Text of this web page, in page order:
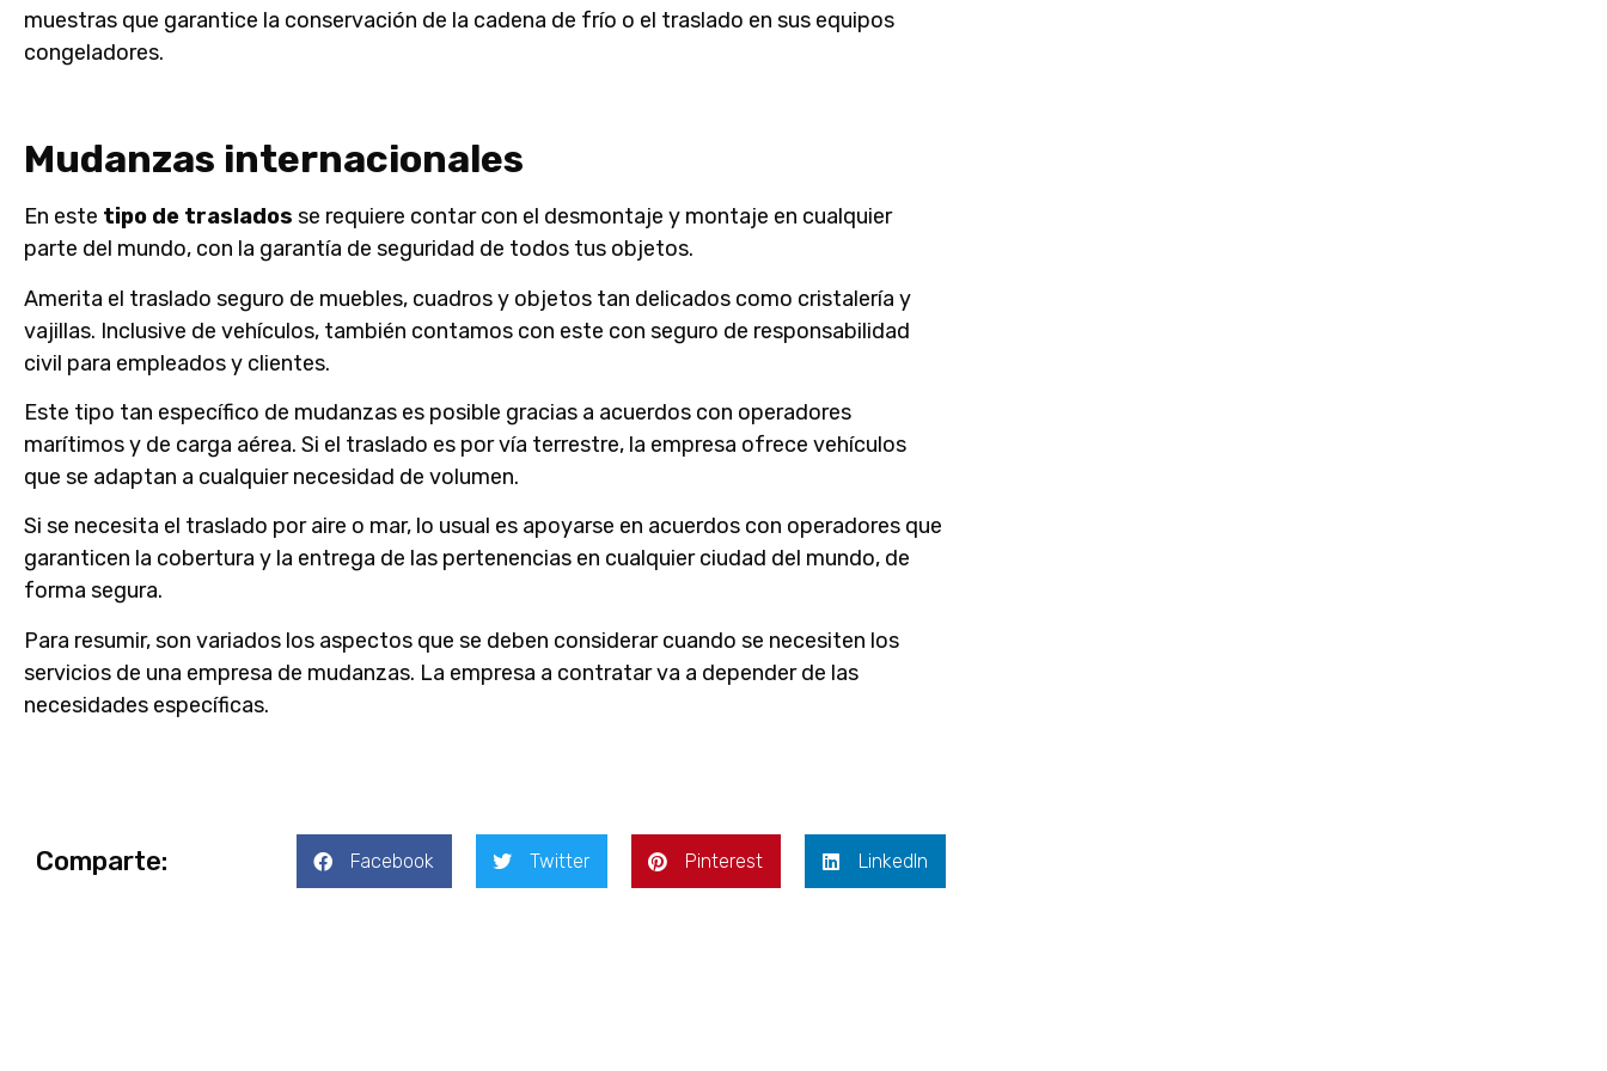
muestras que garantice la conservación de la cadena de frío o el traslado en sus equipos
congeladores.
Mudanzas internacionales
En este tipo de traslados se requiere contar con el desmontaje y montaje en cualquier
parte del mundo, con la garantía de seguridad de todos tus objetos.
Amerita el traslado seguro de muebles, cuadros y objetos tan delicados como cristalería y
vajillas. Inclusive de vehículos, también contamos con este con seguro de responsabilidad
civil para empleados y clientes.
Este tipo tan específico de mudanzas es posible gracias a acuerdos con operadores
marítimos y de carga aérea. Si el traslado es por vía terrestre, la empresa ofrece vehículos
que se adaptan a cualquier necesidad de volumen.
Si se necesita el traslado por aire o mar, lo usual es apoyarse en acuerdos con operadores que
garanticen la cobertura y la entrega de las pertenencias en cualquier ciudad del mundo, de
forma segura.
Para resumir, son variados los aspectos que se deben considerar cuando se necesiten los
servicios de una empresa de mudanzas. La empresa a contratar va a depender de las
necesidades específicas.
Comparte: Facebook Twitter Pinterest LinkedIn